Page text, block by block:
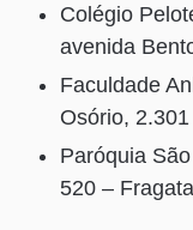
Colégio
avenida
Faculdade
Osório,
Paróquia
520 – Fragata